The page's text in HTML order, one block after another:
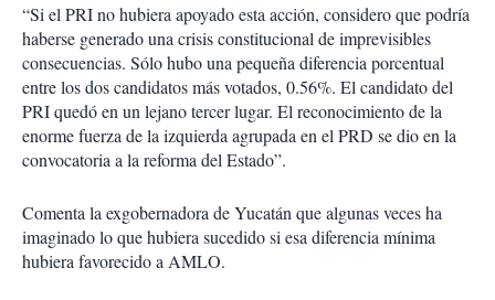
“Si el PRI no hubiera apoyado esta acción, considero que podría
haberse generado una crisis constitucional de imprevisibles
consecuencias. Sólo hubo una pequeña diferencia porcentual
entre los dos candidatos más votados, 0.56%. El candidato del
PRI quedó en un lejano tercer lugar. El reconocimiento de la
enorme fuerza de la izquierda agrupada en el PRD se dio en la
convocatoria a la reforma del Estado”.
Comenta la exgobernadora de Yucatán que algunas veces ha
imaginado lo que hubiera sucedido si esa diferencia mínima
hubiera favorecido a AMLO.